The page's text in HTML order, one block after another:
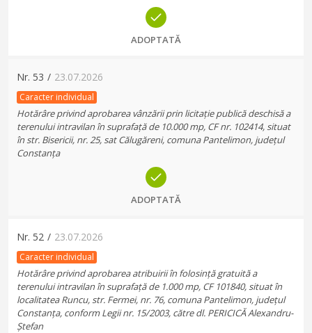
ADOPTATĂ
Nr. 53 / 23.07.2026
Caracter individual
Hotărâre privind aprobarea vânzării prin licitație publică deschisă a
terenului intravilan în suprafață de 10.000 mp, CF nr. 102414, situat
în str. Bisericii, nr. 25, sat Călugăreni, comuna Pantelimon, județul
Constanța
ADOPTATĂ
Nr. 52 / 23.07.2026
Caracter individual
Hotărâre privind aprobarea atribuirii în folosință gratuită a
terenului intravilan în suprafață de 1.000 mp, CF 101840, situat în
localitatea Runcu, str. Fermei, nr. 76, comuna Pantelimon, județul
Constanța, conform Legii nr. 15/2003, către dl. PERICICĂ Alexandru-
Ștefan